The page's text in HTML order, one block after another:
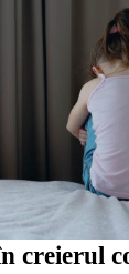
creierul